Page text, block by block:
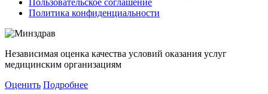
Политика конфиденциальности
Независимая оценка качества условий оказания услуг
медицинским организациям
Оценить Подробнее